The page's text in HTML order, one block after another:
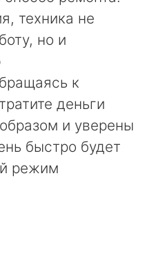
техника не
но и
к
деньги
и уверены
быстро будет
режим